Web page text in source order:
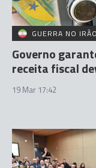
GUERRA NO IRÃO
Governo
receita fiscal
19 Mar 17:42